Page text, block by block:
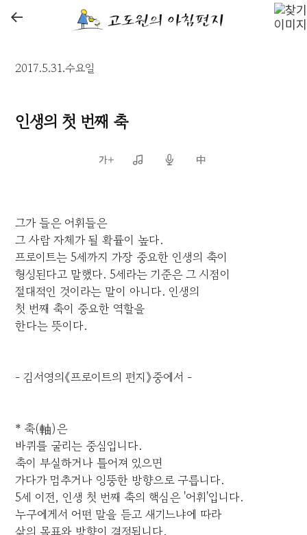
←
2017.5.31.수요일
인생의 첫 번째 축
그가 들은 어휘들은
그 사람 자체가 될 확률이 높다.
프로이트는 5세까지 가장 중요한 인생의 축이
형성된다고 말했다. 5세라는 기준은 그 시점이
절대적인 것이라는 말이 아니다. 인생의
첫 번째 축이 중요한 역할을
한다는 뜻이다.
- 김서영의《프로이트의 편지》중에서 -
* 축(軸)은
바퀴를 굴리는 중심입니다.
축이 부실하거나 틀어져 있으면
가다가 멈추거나 엉뚱한 방향으로 구릅니다.
5세 이전, 인생 첫 번째 축의 핵심은 '어휘'입니다.
누구에게서 어떤 말을 듣고 새기느냐에 따라
삶의 목표와 방향이 결정됩니다.